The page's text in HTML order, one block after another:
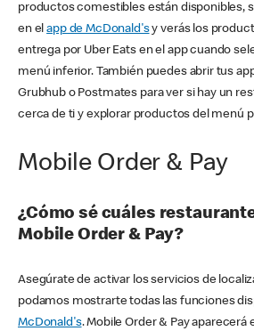
productos comestibles están disponibles,
en elapp de McDonald'sy verás los
entrega por Uber Eats en el app cuando
menú inferior. También puedes abrir tus
Grubhub o Postmates para ver si hay un
cerca de ti y explorar productos del menú
Mobile Order & Pay
¿Cómo sé cuáles
Mobile Order & Pay?
Asegúrate de activar los servicios de
podamos mostrarte todas las funciones
McDonald's. Mobile Order & Pay aparecerá